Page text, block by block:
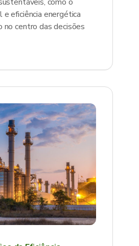
eficiência energética
no centro das decisões